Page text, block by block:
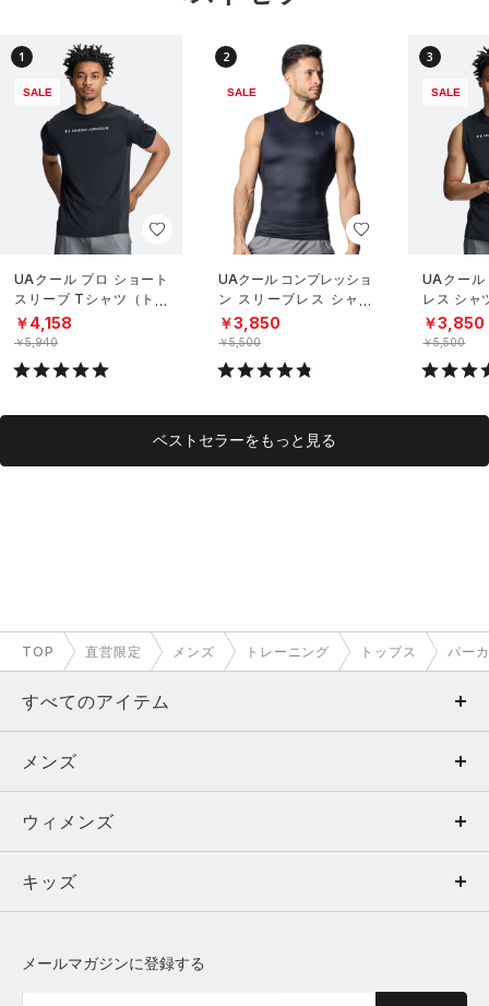
1
SALE
UAクール プロ ショート
スリーブ Tシャツ（トレ
ーニング/MEN）
￥4,158
￥5,940
2
SALE
UAクール コンプレッショ
ン スリーブレス シャツ
（トレーニング/MEN）
￥3,850
￥5,500
3
SALE
UAクール
レス シャ
グ/MEN）
￥3,850
￥5,500
ベストセラーをもっと見る
TOP 直営限定 メンズ トレーニング トップス パー
すべてのアイテム
メンズ
ウィメンズ
キッズ
メンズ
トップス
ボトムス
ウィメンズ
トップス
キッズ
メールマガジンに登録する